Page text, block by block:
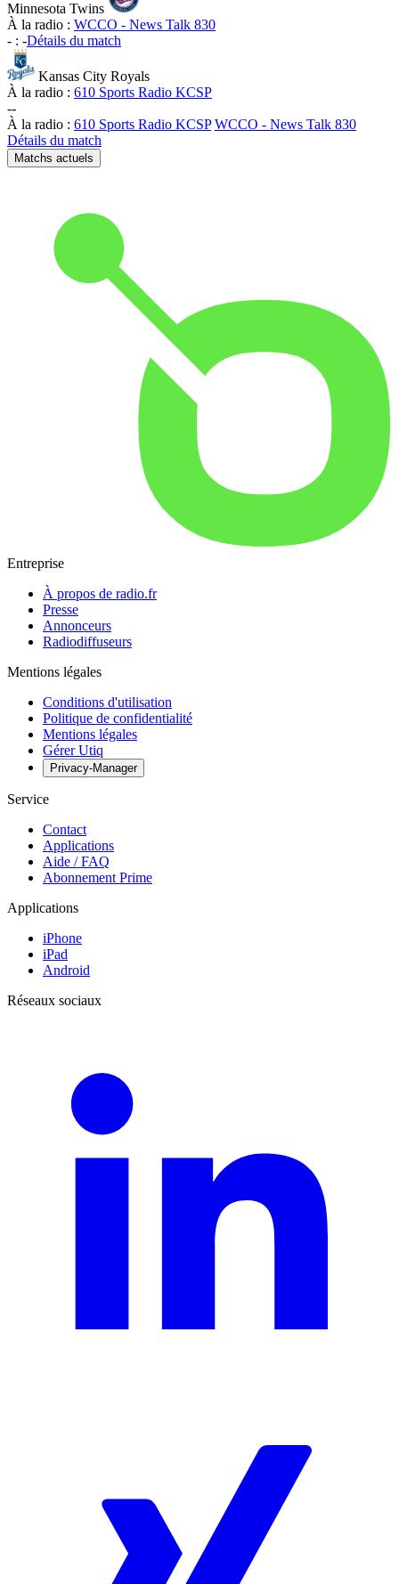
Minnesota Twins
À la radio : WCCO - News Talk 830
- : -Détails du match
Kansas City Royals
À la radio : 610 Sports Radio KCSP
--
À la radio : 610 Sports Radio KCSP WCCO - News Talk 830
Détails du match
Matchs actuels
Entreprise
À propos de radio.fr
Presse
Annonceurs
Radiodiffuseurs
Mentions légales
Conditions d'utilisation
Politique de confidentialité
Mentions légales
Gérer Utiq
Privacy-Manager
Service
Contact
Applications
Aide / FAQ
Abonnement Prime
Applications
iPhone
iPad
Android
Réseaux sociaux